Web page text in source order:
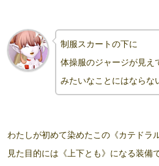
制服スカートの下に
体操服のジャージが見え
みたいなことにはならな
わたしが初めて染めたこの《カテドラ
見た目的には《上下とも》 になる装備